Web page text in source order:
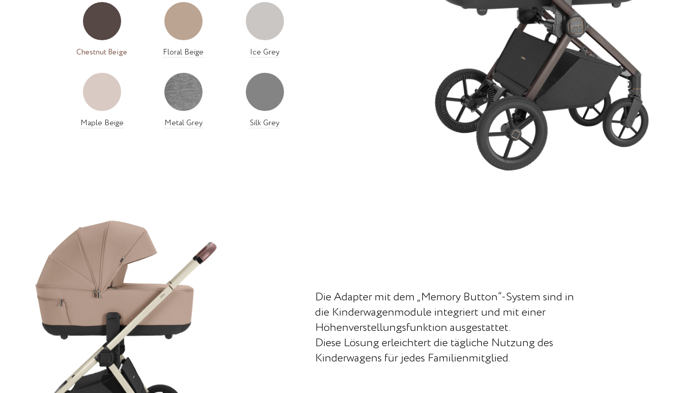
Chestnut Beige Floral Beige Ice Grey
Maple Beige Metal Grey Silk Grey
Die Adapter mit dem „Memory Button“-System sind in
die Kinderwagenmodule integriert und mit einer
Höhenverstellungsfunktion ausgestattet.
Diese Lösung erleichtert die tägliche Nutzung des
Kinderwagens für jedes Familienmitglied.